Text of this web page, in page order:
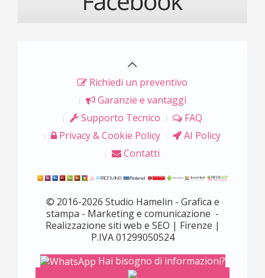
Richiedi un preventivo
Garanzie e vantaggi
Supporto Tecnico
FAQ
Privacy & Cookie Policy
AI Policy
Contatti
© 2016-2026 Studio Hamelin - Grafica e
stampa - Marketing e comunicazione -
Realizzazione siti web e SEO | Firenze |
P.IVA 01299050524
Hai bisogno di informazioni?